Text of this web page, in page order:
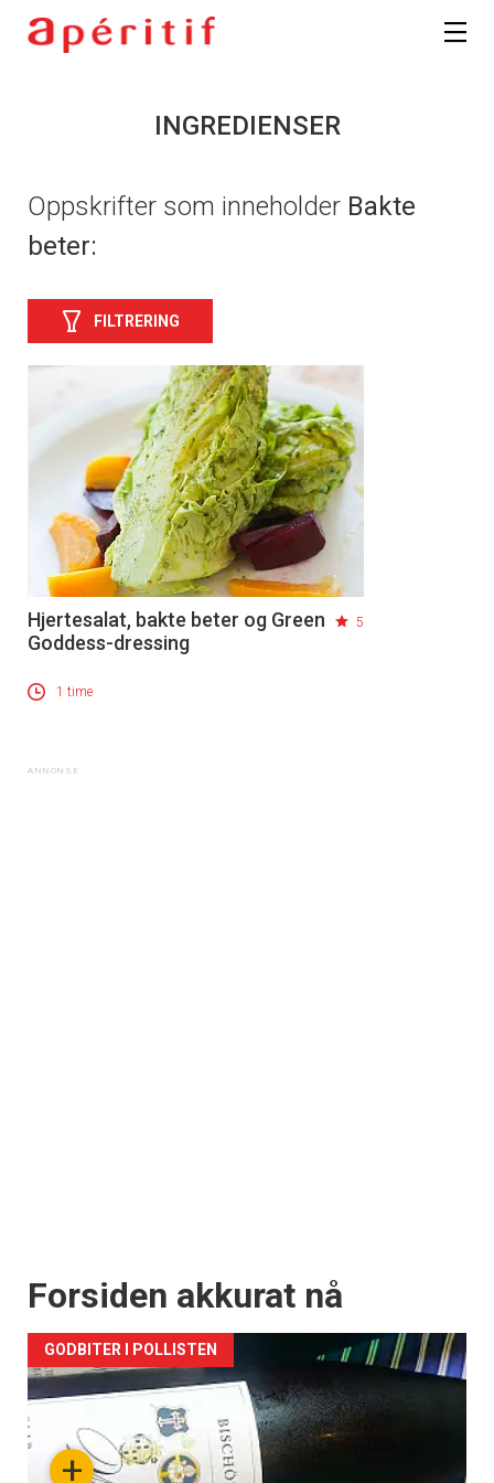
INGREDIENSER
Oppskrifter som inneholder Bakte
beter:
FILTRERING
Hjertesalat, bakte beter og Green
Goddess-dressing
5
1 time
Forsiden akkurat nå
+
GODBITER I POLLISTEN